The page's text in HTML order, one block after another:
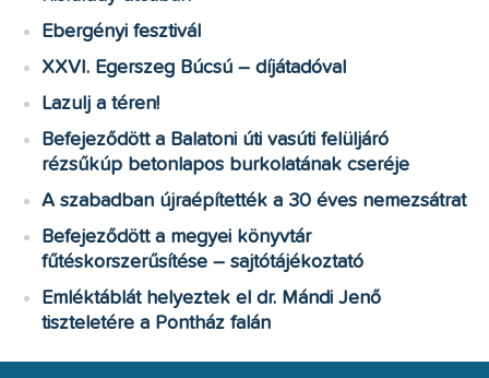
Ebergényi fesztivál
XXVI. Egerszeg Búcsú – díjátadóval
Lazulj a téren!
Befejeződött a Balatoni úti vasúti felüljáró
rézsűkúp betonlapos burkolatának cseréje
A szabadban újraépítették a 30 éves nemezsátrat
Befejeződött a megyei könyvtár
fűtéskorszerűsítése – sajtótájékoztató
Emléktáblát helyeztek el dr. Mándi Jenő
tiszteletére a Pontház falán